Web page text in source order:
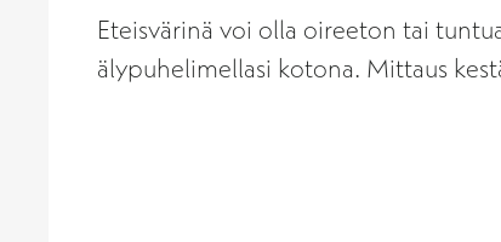
Eteisvärinä voi olla oireeton tai
älypuhelimellasi kotona. Mittaus